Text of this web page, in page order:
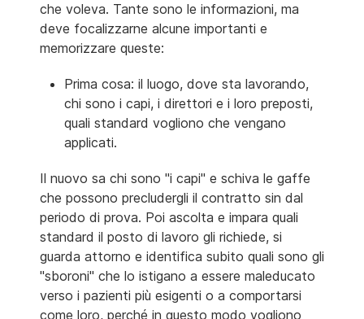
che voleva. Tante sono le informazioni, ma
deve focalizzarne alcune importanti e
memorizzare queste:
Prima cosa: il luogo, dove sta lavorando,
chi sono i capi, i direttori e i loro preposti,
quali standard vogliono che vengano
applicati.
Il nuovo sa chi sono "i capi" e schiva le gaffe
che possono precludergli il contratto sin dal
periodo di prova. Poi ascolta e impara quali
standard il posto di lavoro gli richiede, si
guarda attorno e identifica subito quali sono gli
"sboroni" che lo istigano a essere maleducato
verso i pazienti più esigenti o a comportarsi
come loro, perché in questo modo vogliono